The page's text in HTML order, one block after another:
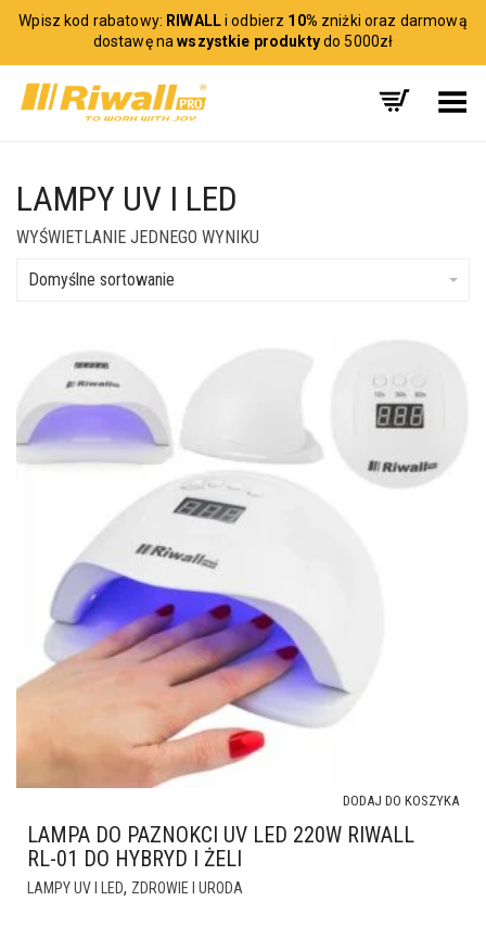
Wpisz kod rabatowy: RIWALLi odbierz 10% zniżki oraz darmową
dostawę nawszystkie produktydo 5000zł
Toggle Menu
LAMPY UV I LED
WYŚWIETLANIE JEDNEGO WYNIKU
Domyślne sortowanie
LAMPA DO PAZNOKCI UV LED 220W RIWALL
RL-01 DO HYBRYD I ŻELI
LAMPY UV I LED, ZDROWIE I URODA
DODAJ DO KOSZYKA